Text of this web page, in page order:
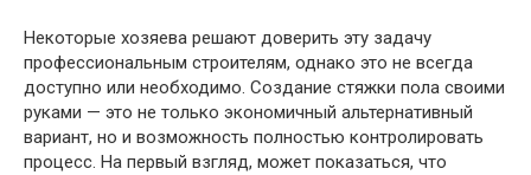
Некоторые хозяева решают доверить эту задачу
профессиональным строителям, однако это не всегда
доступно или необходимо. Создание стяжки пола своими
руками — это не только экономичный альтернативный
вариант, но и возможность полностью контролировать
процесс. На первый взгляд, может показаться, что